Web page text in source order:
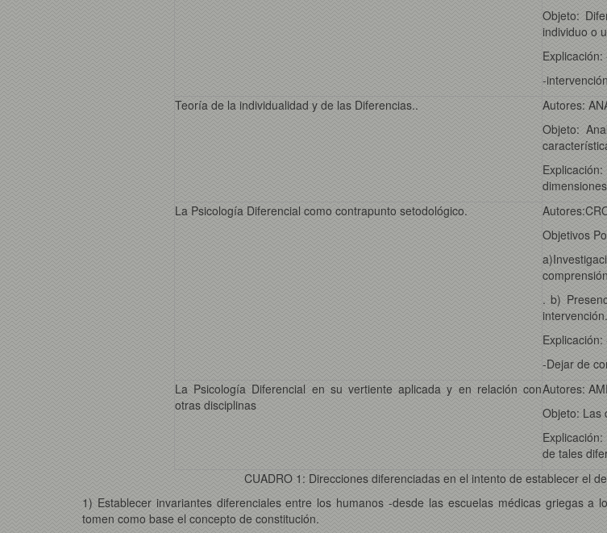
Objeto:
individuo o
-
Teoría de la individualidad y de las Diferencias..
Autores:
Objeto:
La Psicología Diferencial como contrapunto setodológico.
Objetivos
. b)
intervención.
-Dejar de
La Psicología Diferencial en su vertiente aplicada y en relación con
otras disciplinas
Autores:
Objeto: Las
de tales
CUADRO 1: Direcciones diferenciadas en el intento de establecer el
1) Establecer invariantes diferenciales entre los humanos -desde las escuelas médicas griegas
tomen como base el concepto de constitución.